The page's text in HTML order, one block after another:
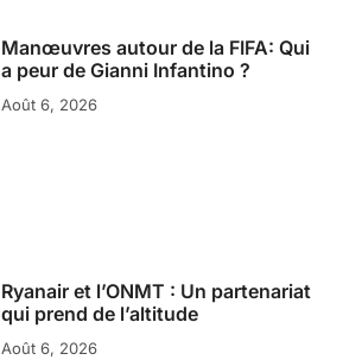
Manœuvres autour de la FIFA: Qui
a peur de Gianni Infantino ?
Août 6, 2026
Ryanair et l’ONMT : Un partenariat
qui prend de l’altitude
Août 6, 2026